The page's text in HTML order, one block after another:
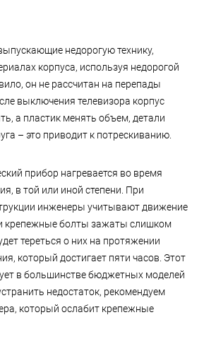
недорогую технику,
корпуса, используя недорогой
он не рассчитан на перепады
выключения телевизора корпус
а пластик менять объем, детали
– это приводит к потрескиванию.
прибор нагревается во время
в той или иной степени. При
инженеры учитывают движение
крепежные болты зажаты слишком
тереться о них на протяжении
который достигает пяти часов. Этот
в большинстве бюджетных моделей
недостаток, рекомендуем
который ослабит крепежные